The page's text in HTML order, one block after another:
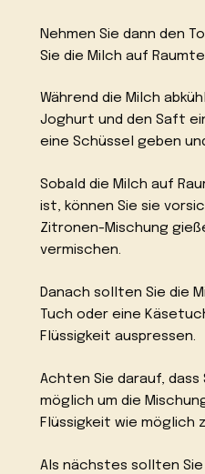
Nehmen Sie dann den
Sie die Milch auf
Während die Milch
Joghurt und den Saft
eine Schüssel geben
Sobald die Milch auf
ist, können Sie sie
Zitronen-Mischung
vermischen.
Danach sollten Sie die
Tuch oder eine
Flüssigkeit auspressen.
Achten Sie darauf,
möglich um die
Flüssigkeit wie möglich
Als nächstes sollten Sie